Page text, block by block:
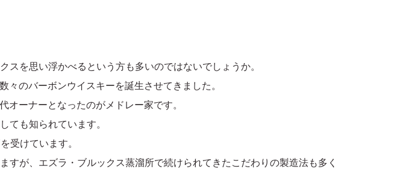
を思い浮かべるという方も多いのではないでしょうか。
のバーボンウイスキーを誕生させてきました。
ーナーとなったのがメドレー家です。
ても知られています。
受けています。
が、エズラ・ブルックス蒸溜所で続けられてきたこだわりの製造法も多く